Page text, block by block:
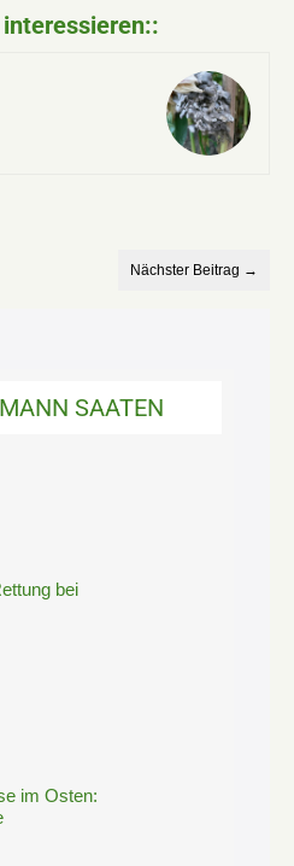
Nächster Beitrag →
SAATEN
bei
im Osten: